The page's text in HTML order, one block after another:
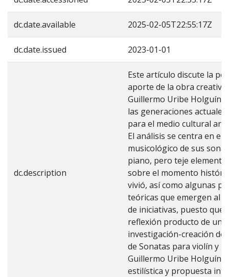
dc.date.available 2025-02-05T22:55:17Z
dc.date.issued 2023-01-01
dc.description
Este artículo discute la
aporte de la obra
Guillermo Uribe Holguín
las generaciones actuales
para el medio cultural
El análisis se centra en el
musicológico de sus
piano, pero teje
sobre el momento
vivió, así como algunas
teóricas que emergen al
de iniciativas, puesto que
reflexión producto de un
investigación-creación
de Sonatas para violín y
Guillermo Uribe Holguín:
estilística y propuesta